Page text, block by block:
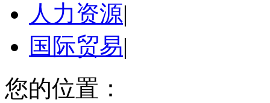
人力资源|
国际贸易|
您的位置：